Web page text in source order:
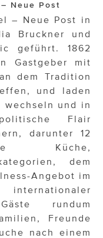
Neue Post
– Neue Post in
Bruckner und
geführt. 1862
Gastgeber mit
dem Tradition
und laden
wechseln und in
Flair
darunter 12
Küche,
dem
Angebot im
rundum
Freunde
nach einem